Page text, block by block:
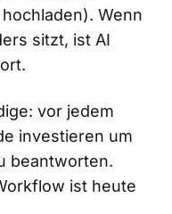
Wenn
sitzt, ist AI
vor jedem
investieren um
beantworten.
ist heute